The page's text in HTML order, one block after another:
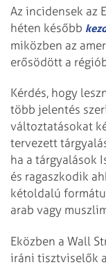
Az incidensek az
héten később
miközben az
erősödött a
Kérdés, hogy
több jelentés
változtatásokat
tervezett
ha a tárgyalások
és ragaszkodik
kétoldalú
arab vagy
Eközben a Wall
iráni tisztviselők